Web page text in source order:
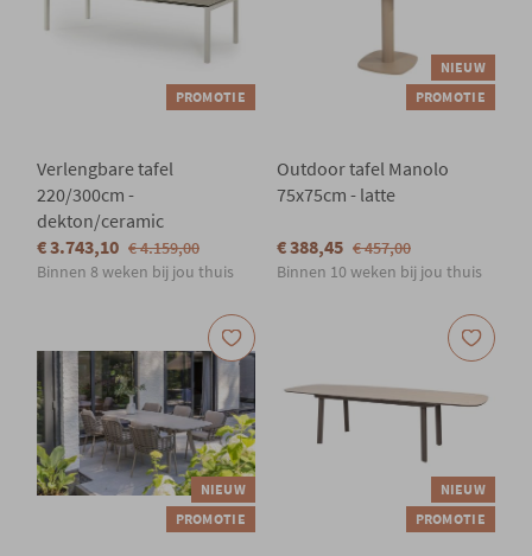
PROMOTIE
Verlengbare tafel
220/300cm -
dekton/ceramic
€ 3.743,10 € 4.159,00
Binnen 8 weken bij jou thuis
NIEUW
PROMOTIE
Outdoor tafel Manolo
75x75cm - latte
€ 388,45 € 457,00
Binnen 10 weken bij jou thuis
NIEUW
PROMOTIE
NIEUW
PROMOTIE